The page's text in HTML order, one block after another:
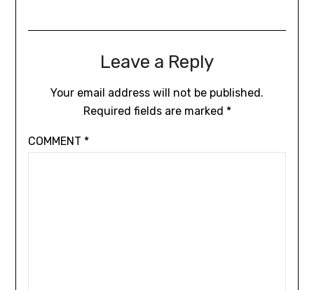
Leave a Reply
Your email address will not be published.
Required fields are marked *
COMMENT *